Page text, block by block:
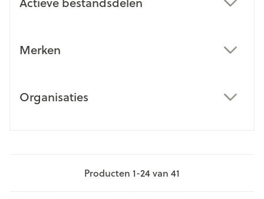
Merken
Organisaties
Producten 1-24van 41